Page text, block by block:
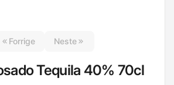
Forrige Neste
Tequila 40% 70cl